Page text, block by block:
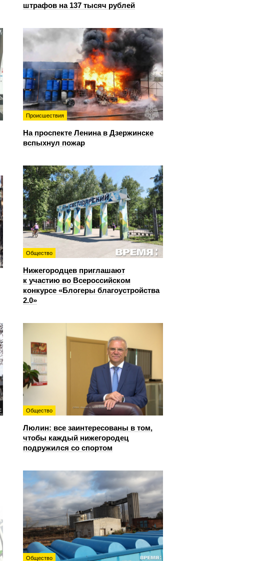
штрафов на 137 тысяч рублей
Происшествия
На проспекте Ленина в Дзержинске
вспыхнул пожар
Общество
Нижегородцев приглашают
к участию во Всероссийском
конкурсе «Блогеры благоустройства
2.0»
Общество
Люлин: все заинтересованы в том,
чтобы каждый нижегородец
подружился со спортом
Общество